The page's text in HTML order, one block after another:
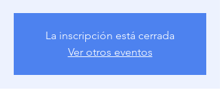
La inscripción está cerrada
Ver otros eventos